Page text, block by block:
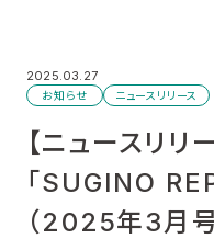
2025.03.27
お知らせ ニュースリリース
【ニュースリリ
「SUGINO
（2025年3月